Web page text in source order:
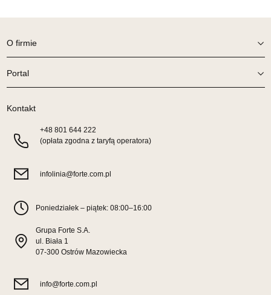
Wybierz
Salon meblowy
UL.DWORCOWA 4
83-340 SIERAKOWICE
Adres e-mail:
Godziny otwarcia
Salon meblowy
O firmie
Portal
Kontakt
+48 801 644 222
(opłata zgodna z taryfą operatora)
infolinia@forte.com.pl
Poniedziałek – piątek: 08:00–16:00
Grupa Forte S.A.
ul. Biała 1
07-300 Ostrów Mazowiecka
info@forte.com.pl